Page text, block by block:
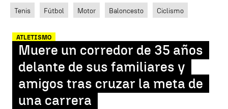
Tenis Fútbol Motor Baloncesto Ciclismo
ATLETISMO
Muere un corredor de 35 años
delante de sus familiares y
amigos tras cruzar la meta de
una carrera